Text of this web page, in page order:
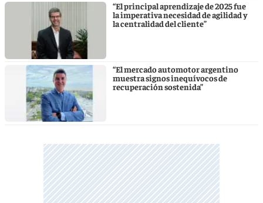
“El principal aprendizaje de 2025 fue
la imperativa necesidad de agilidad y
la centralidad del cliente”
“El mercado automotor argentino
muestra signos inequívocos de
recuperación sostenida”